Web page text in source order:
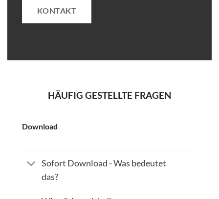
KONTAKT
HÄUFIG GESTELLTE FRAGEN
Download
Sofort Download - Was bedeutet
das?